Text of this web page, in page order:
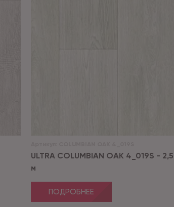
ULTRA COLUMBIAN OAK 4_019S - 2,5
м
ПОДРОБНЕЕ